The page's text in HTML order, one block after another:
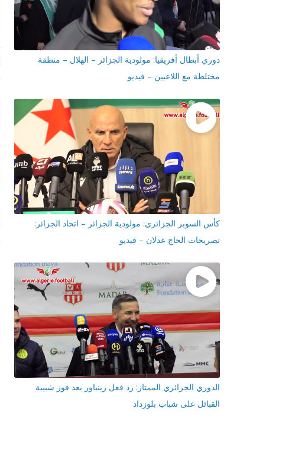
دوري أبطال أفريقيا: مولودية الجزائر – الهلال – منطقة
مختلطة مع اللاعبين – فيديو
كأس السوبر الجزائري: مولودية الجزائر – اتحاد الجزائر:
تصريحات الحاج عدلان – فيديو
الدوري الجزائري الممتاز: رد فعل زينباور بعد فوز شبيبة
القبائل على شباب بلوزداد